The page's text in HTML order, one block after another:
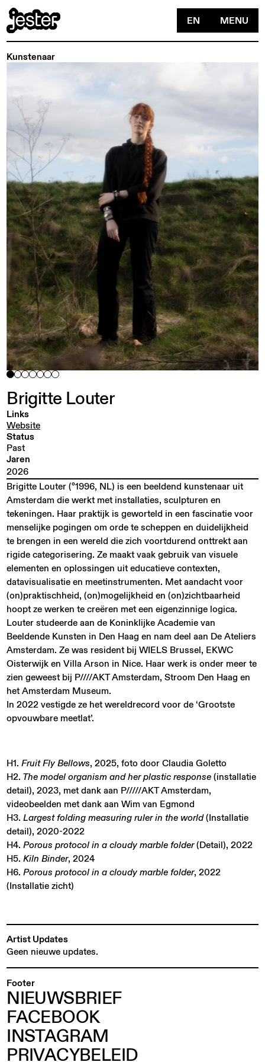
EN MENU
Kunstenaar
Brigitte Louter
Links
Website
Status
Past
Jaren
2026
Brigitte Louter (°1996, NL) is een beeldend kunstenaar uit
Amsterdam die werkt met installaties, sculpturen en
tekeningen. Haar praktijk is geworteld in een fascinatie voor
menselijke pogingen om orde te scheppen en duidelijkheid
te brengen in een wereld die zich voortdurend onttrekt aan
rigide categorisering. Ze maakt vaak gebruik van visuele
elementen en oplossingen uit educatieve contexten,
datavisualisatie en meetinstrumenten. Met aandacht voor
(on)praktischheid, (on)mogelijkheid en (on)zichtbaarheid
hoopt ze werken te creëren met een eigenzinnige logica.
Louter studeerde aan de Koninklijke Academie van
Beeldende Kunsten in Den Haag en nam deel aan De Ateliers
Amsterdam. Ze was resident bij WIELS Brussel, EKWC
Oisterwijk en Villa Arson in Nice. Haar werk is onder meer te
zien geweest bij P////AKT Amsterdam, Stroom Den Haag en
het Amsterdam Museum.
In 2022 vestigde ze het wereldrecord voor de ‘Grootste
opvouwbare meetlat’.
H1.Fruit Fly Bellows, 2025, foto door Claudia Goletto
H2. The model organism and her plastic response (installatie
detail), 2023, met dank aan P/////AKT Amsterdam,
videobeelden met dank aan Wim van Egmond
H3.Largest folding measuring ruler in the world(Installatie
detail), 2020-2022
H4.Porous protocol in a cloudy marble folder(Detail), 2022
H5.Kiln Binder, 2024
H6.Porous protocol in a cloudy marble folder, 2022
(Installatie zicht)
Artist Updates
Geen nieuwe updates.
Footer
NIEUWSBRIEF
FACEBOOK
INSTAGRAM
PRIVACYBELEID